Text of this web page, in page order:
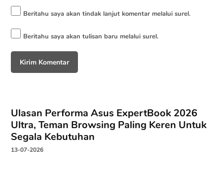
Beritahu saya akan tindak lanjut komentar melalui surel.
Beritahu saya akan tulisan baru melalui surel.
Ulasan Performa Asus ExpertBook 2026
Ultra, Teman Browsing Paling Keren Untuk
Segala Kebutuhan
13-07-2026